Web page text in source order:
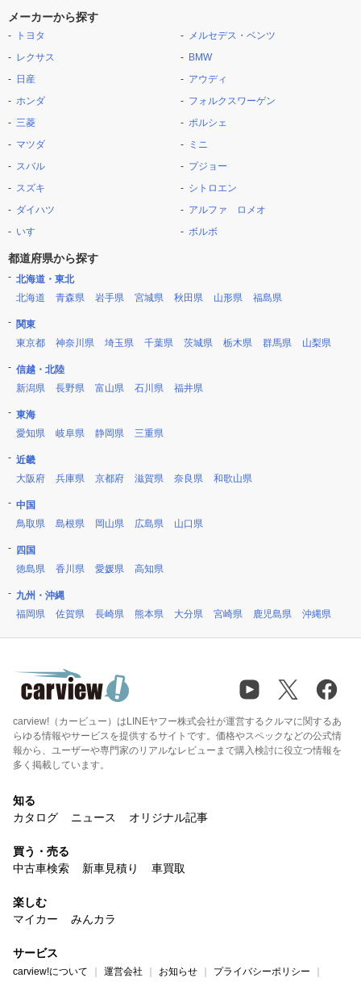
メーカーから探す
トヨタ
レクサス
日産
ホンダ
三菱
マツダ
スバル
スズキ
ダイハツ
いすゞ
メルセデス・ベンツ
BMW
アウディ
フォルクスワーゲン
ポルシェ
ミニ
プジョー
シトロエン
アルファ ロメオ
ボルボ
都道府県から探す
北海道・東北
北海道
青森県 岩手県 宮城県 秋田県 山形県 福島県
関東
東京都
神奈川県 埼玉県 千葉県 茨城県 栃木県 群馬県 山梨県
信越・北陸
新潟県
長野県 富山県 石川県 福井県
東海
愛知県
岐阜県 静岡県 三重県
近畿
大阪府
兵庫県 京都府 滋賀県 奈良県 和歌山県
中国
鳥取県
島根県 岡山県 広島県 山口県
四国
徳島県
香川県 愛媛県 高知県
九州・沖縄
福岡県
佐賀県 長崎県 熊本県 大分県 宮崎県 鹿児島県 沖縄県
carview!（カービュー）はLINEヤフー株式会社が運営するクルマに関するあ
らゆる情報やサービスを提供するサイトです。価格やスペックなどの公式情
報から、ユーザーや専門家のリアルなレビューまで購入検討に役立つ情報を
多く掲載しています。
知る
カタログ
ニュース オリジナル記事
買う・売る
中古車検索
新車見積り 車買取
楽しむ
マイカー
みんカラ
サービス
carview!について 運営会社 お知らせ プライバシーポリシー